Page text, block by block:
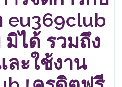
eu369club
มิได้ รวมถึง
ละใช้งาน